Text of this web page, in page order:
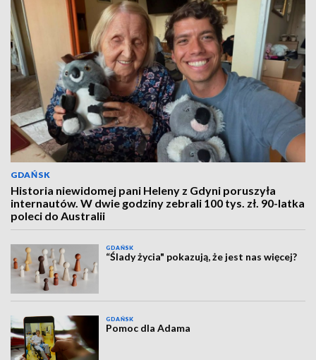
GDAŃSK
Historia niewidomej pani Heleny z Gdyni poruszyła
internautów. W dwie godziny zebrali 100 tys. zł. 90-latka
poleci do Australii
GDAŃSK
“Ślady życia" pokazują, że jest nas więcej?
GDAŃSK
Pomoc dla Adama